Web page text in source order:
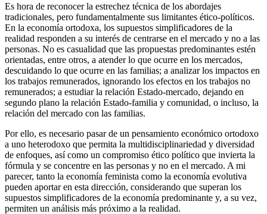
Es hora de reconocer la estrechez técnica de los abordajes
tradicionales, pero fundamentalmente sus limitantes ético-políticos.
En la economía ortodoxa, los supuestos simplificadores de la
realidad responden a su interés de centrarse en el mercado y no a las
personas. No es casualidad que las propuestas predominantes estén
orientadas, entre otros, a atender lo que ocurre en los mercados,
descuidando lo que ocurre en las familias; a analizar los impactos en
los trabajos remunerados, ignorando los efectos en los trabajos no
remunerados; a estudiar la relación Estado-mercado, dejando en
segundo plano la relación Estado-familia y comunidad, o incluso, la
relación del mercado con las familias.
Por ello, es necesario pasar de un pensamiento económico ortodoxo
a uno heterodoxo que permita la multidisciplinariedad y diversidad
de enfoques, así como un compromiso ético político que invierta la
fórmula y se concentre en las personas y no en el mercado. A mi
parecer, tanto la economía feminista como la economía evolutiva
pueden aportar en esta dirección, considerando que superan los
supuestos simplificadores de la economía predominante y, a su vez,
permiten un análisis más próximo a la realidad.